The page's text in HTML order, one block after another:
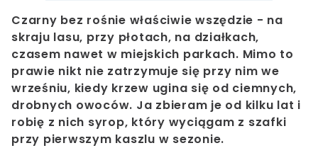
Czarny bez rośnie właściwie wszędzie - na
skraju lasu, przy płotach, na działkach,
czasem nawet w miejskich parkach. Mimo to
prawie nikt nie zatrzymuje się przy nim we
wrześniu, kiedy krzew ugina się od ciemnych,
drobnych owoców. Ja zbieram je od kilku lat i
robię z nich syrop, który wyciągam z szafki
przy pierwszym kaszlu w sezonie.